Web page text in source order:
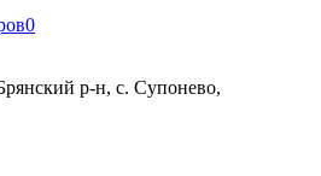
0
р-н, с. Супонево,